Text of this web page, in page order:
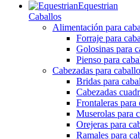
Equestrian
Caballos
Alimentación para
Forraje para
Golosinas para
Pienso para
Cabezadas para
Bridas para
Cabezadas
Frontaleras para
Muserolas para
Orejeras para
Ramales para